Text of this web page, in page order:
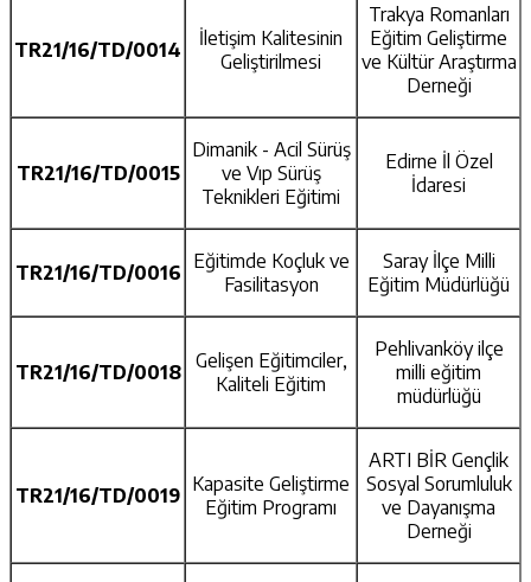
TR21/16/TD/0014
İletişim Kalitesinin
Geliştirilmesi
Trakya Romanları
Eğitim Geliştirme
ve Kültür Araştırma
Derneği
TR21/16/TD/0015
Dimanik - Acil Sürüş
ve Vıp Sürüş
Teknikleri Eğitimi
Edirne İl Özel
İdaresi
TR21/16/TD/0016 Eğitimde Koçluk ve
Fasilitasyon
Saray İlçe Milli
Eğitim Müdürlüğü
TR21/16/TD/0018
Gelişen Eğitimciler,
Kaliteli Eğitim
Pehlivanköy ilçe
milli eğitim
müdürlüğü
TR21/16/TD/0019 Kapasite Geliştirme
Eğitim Programı
ARTI BİR Gençlik
Sosyal Sorumluluk
ve Dayanışma
Derneği